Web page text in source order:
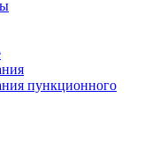
пункционного